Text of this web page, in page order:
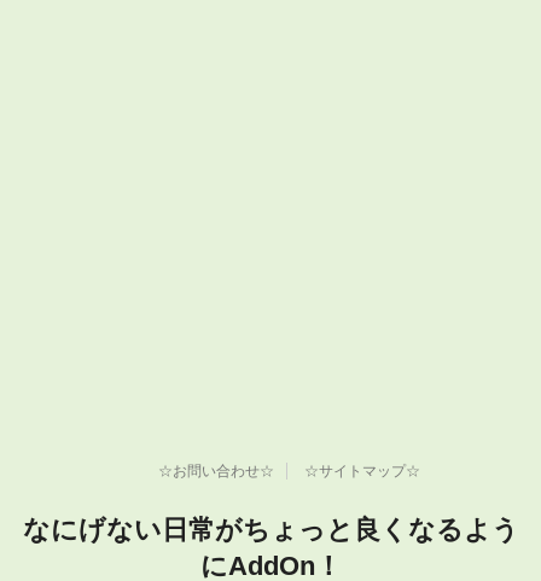
☆お問い合わせ☆ ☆サイトマップ☆
なにげない日常がちょっと良くなるよう
にAddOn！